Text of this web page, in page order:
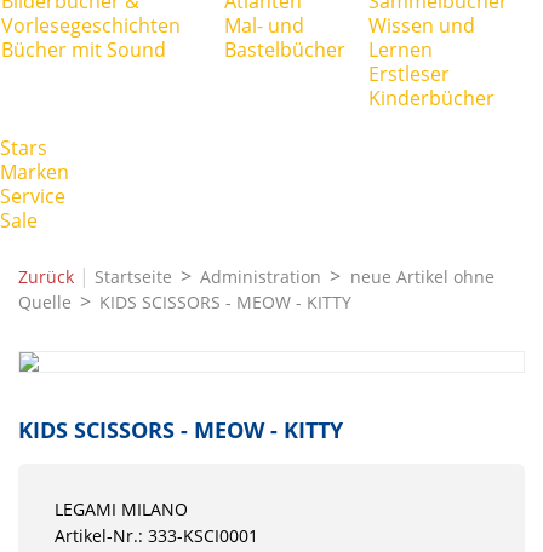
Vorlesegeschichten
Bücher mit Sound
Mal- und
Bastelbücher
Wissen und
Lernen
Erstleser
Kinderbücher
Stars
Marken
Service
Sale
Zurück | Startseite Administration
neue Artikel ohne
Quelle
KIDS SCISSORS - MEOW - KITTY
KIDS SCISSORS - MEOW - KITTY
LEGAMI MILANO
Artikel-Nr.: 333-KSCI0001